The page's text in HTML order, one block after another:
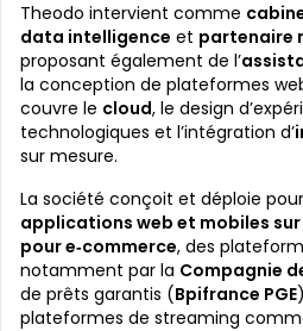
Theodo intervient comme
data intelligence et partenaire
proposant également de l’
la conception de plateformes
couvre le cloud, le design
technologiques et l’intégration d’
sur mesure.
La société conçoit et déploie
applications web et mobiles sur
pour e‑commerce, des
notamment par la Compagnie
de prêts garantis (Bpifrance PGE
plateformes de streaming